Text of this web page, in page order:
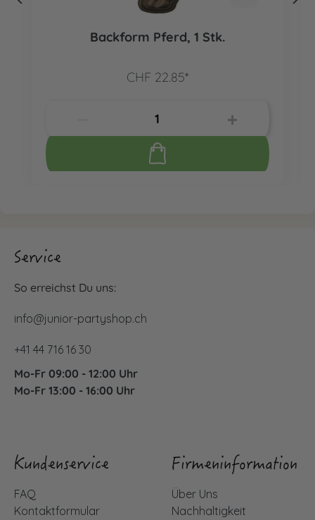
Backform Pferd, 1 Stk.
CHF 22.85*
Service
So erreichst Du uns:
info@junior-partyshop.ch
+41 44 716 16 30
Mo-Fr 09:00 - 12:00 Uhr
Mo-Fr 13:00 - 16:00 Uhr
Kundenservice
FAQ
Kontaktformular
Firmeninformation
Über Uns
Nachhaltigkeit